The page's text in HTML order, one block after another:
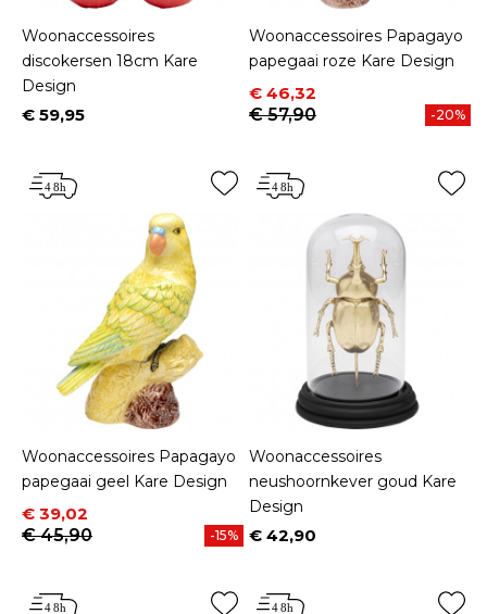
Woonaccessoires
discokersen 18cm Kare
Design
Prijs
€ 59,95
Woonaccessoires Papagayo
papegaai roze Kare Design
Prijs
€ 46,32
Normale prijs
€ 57,90
-20%
Woonaccessoires Papagayo
papegaai geel Kare Design
Prijs
€ 39,02
Normale prijs
€ 45,90
-15%
Woonaccessoires
neushoornkever goud Kare
Design
Prijs
€ 42,90